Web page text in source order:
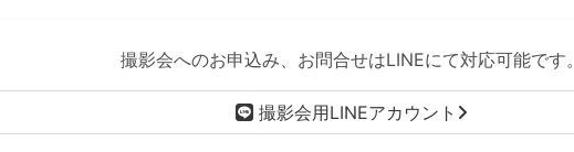
撮影会へのお申込み、お問合せはLINEにて対応可能です。
撮影会用LINEアカウント